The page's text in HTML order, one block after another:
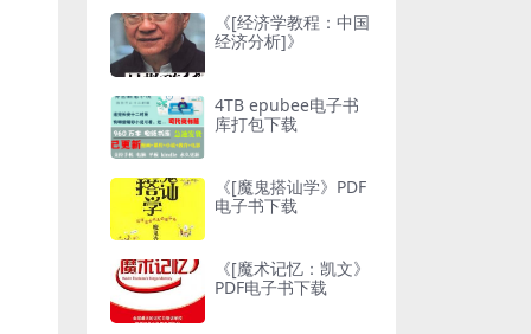
《[经济学教程：中国
经济分析]》
4TB epubee电子书
库打包下载
《[魔鬼搭讪学》PDF
电子书下载
《[魔术记忆：凯文》
PDF电子书下载